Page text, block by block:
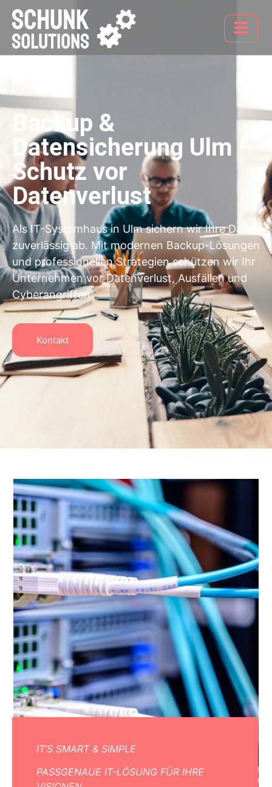
Backup &
Datensicherung Ulm –
Schutz vor
Datenverlust
Als IT-Systemhaus in Ulm sichern wir Ihre Daten
zuverlässig ab. Mit modernen Backup-Lösungen
und professionellen Strategien schützen wir Ihr
Unternehmen vor Datenverlust, Ausfällen und
Cyberangriffen.
Kontakt
IT‘S SMART & SIMPLE
PASSGENAUE IT-LÖSUNG FÜR IHRE